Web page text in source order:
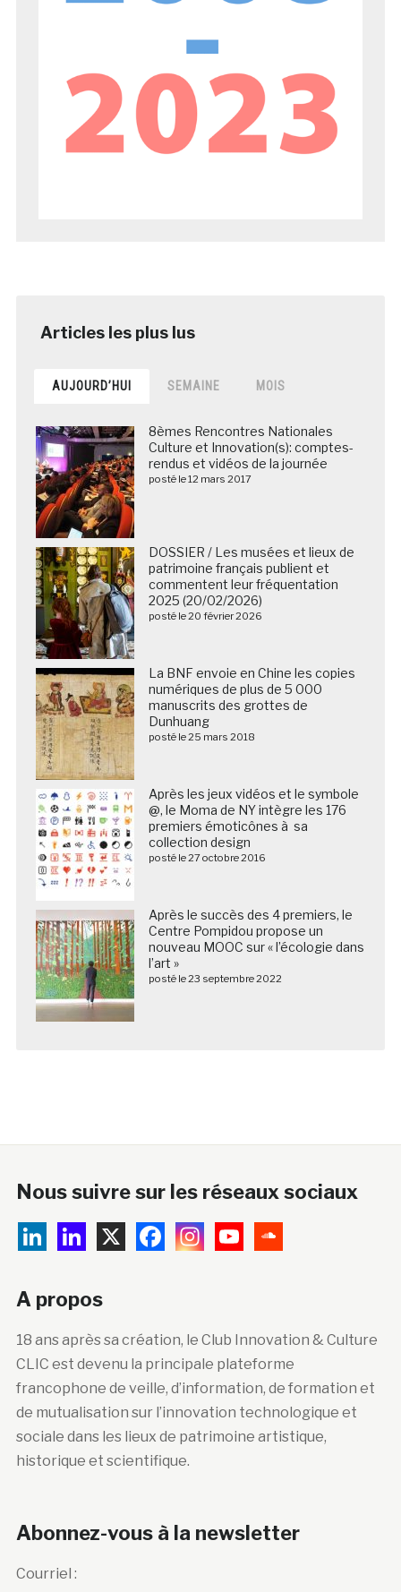
AUJOURD’HUI SEMAINE MOIS
8èmes Rencontres Nationales
Culture et Innovation(s): comptes-
rendus et vidéos de la journée
posté le 12 mars 2017
DOSSIER / Les musées et lieux de
patrimoine français publient et
commentent leur fréquentation
2025 (20/02/2026)
posté le 20 février 2026
La BNF envoie en Chine les copies
numériques de plus de 5 000
manuscrits des grottes de
Dunhuang
posté le 25 mars 2018
Après les jeux vidéos et le symbole
@, le Moma de NY intègre les 176
premiers émoticônes à sa
collection design
posté le 27 octobre 2016
Après le succès des 4 premiers, le
Centre Pompidou propose un
nouveau MOOC sur « l’écologie dans
l’art »
posté le 23 septembre 2022
Nous suivre sur les réseaux sociaux
A propos
18 ans après sa création, le Club Innovation & Culture
CLIC est devenu la principale plateforme
francophone de veille, d’information, de formation et
de mutualisation sur l’innovation technologique et
sociale dans les lieux de patrimoine artistique,
historique et scientifique.
Abonnez-vous à la newsletter
Courriel :